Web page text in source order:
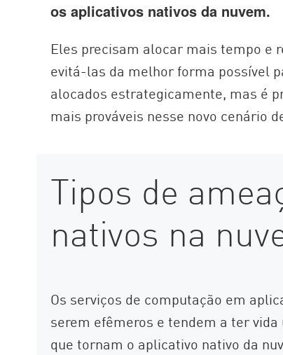
os aplicativos nativos da nuvem.
Eles precisam alocar mais tempo e
evitá-las da melhor forma possível
alocados estrategicamente, mas é
mais prováveis nesse novo cenário
Tipos de
nativos na
Os serviços de computação em
serem efêmeros e tendem a ter
que tornam o aplicativo nativo da